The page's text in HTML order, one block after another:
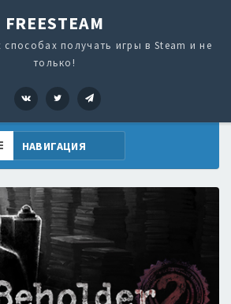
FREESTEAM
получать игры в Steam и не
только!
VK Twitter